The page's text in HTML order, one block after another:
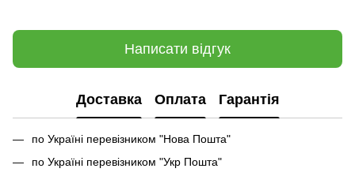
Написати відгук
Доставка Оплата Гарантія
по Україні перевізником "Нова Пошта"
по Україні перевізником "Укр Пошта"